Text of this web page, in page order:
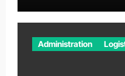
Administration